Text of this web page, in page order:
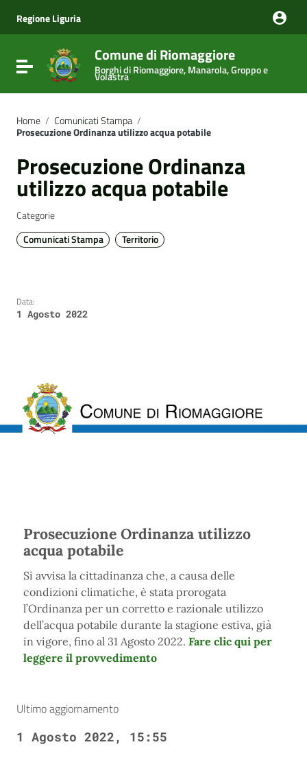
Vai al menu di navigazione
Vai al footer
Regione Liguria
Attiva / disattiva la navigazione
Comune di Riomaggiore
Borghi di Riomaggiore, Manarola, Groppo e
Volastra
Home / Comunicati Stampa /
Prosecuzione Ordinanza utilizzo acqua potabile
Prosecuzione Ordinanza
utilizzo acqua potabile
Categorie
Comunicati Stampa
Territorio
Data:
1 Agosto 2022
Prosecuzione Ordinanza utilizzo
acqua potabile
Si avvisa la cittadinanza che, a causa delle
condizioni climatiche, è stata prorogata
l’Ordinanza per un corretto e razionale utilizzo
dell’acqua potabile durante la stagione estiva, già
in vigore, fino al 31 Agosto 2022. Fare clic qui per
leggere il provvedimento
Ultimo aggiornamento
1 Agosto 2022, 15:55